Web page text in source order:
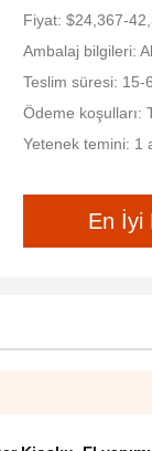
Fiyat: $24,367-
Ambalaj bilgileri:
Teslim süresi: 15-
Ödeme koşulları:
Yetenek temini: 1
En İyi